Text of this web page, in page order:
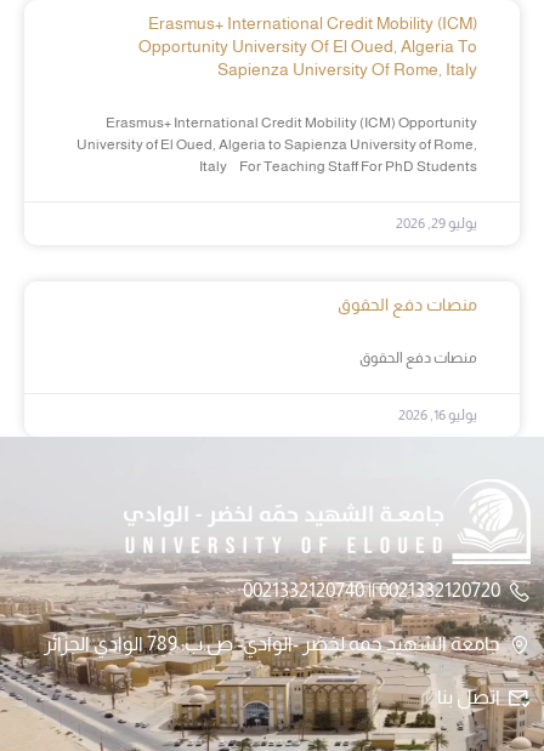
Erasmus+ International Credit Mobility (ICM)
Opportunity University Of El Oued, Algeria To
Sapienza University Of Rome, Italy
Erasmus+ International Credit Mobility (ICM) Opportunity
University of El Oued, Algeria to Sapienza University of Rome,
Italy For Teaching Staff For PhD Students
يوليو 29, 2026
منصات دفع الحقوق
منصات دفع الحقوق
يوليو 16, 2026
0021332120720 || 0021332120740
جامعة الشهيد حمه لخضر -الوادي- ص.ب: 789 الوادي الجزائر
اتصل بنا